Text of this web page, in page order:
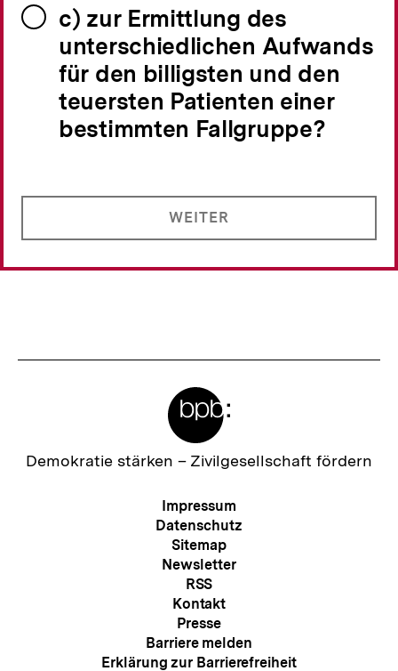
c) zur Ermittlung des
unterschiedlichen Aufwands
für den billigsten und den
teuersten Patienten einer
bestimmten Fallgruppe?
WEITER
Zur
Demokratie stärken – Zivilgesellschaft fördern
Meta-
Navigation
Impressum
Datenschutz
Sitemap
Newsletter
RSS
Kontakt
Presse
Barriere melden
Erklärung zur Barrierefreiheit